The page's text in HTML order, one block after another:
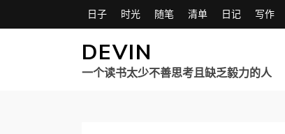
日子 时光 随笔 清单 日记 写作
DEVIN
一个读书太少不善思考且缺乏毅力的人